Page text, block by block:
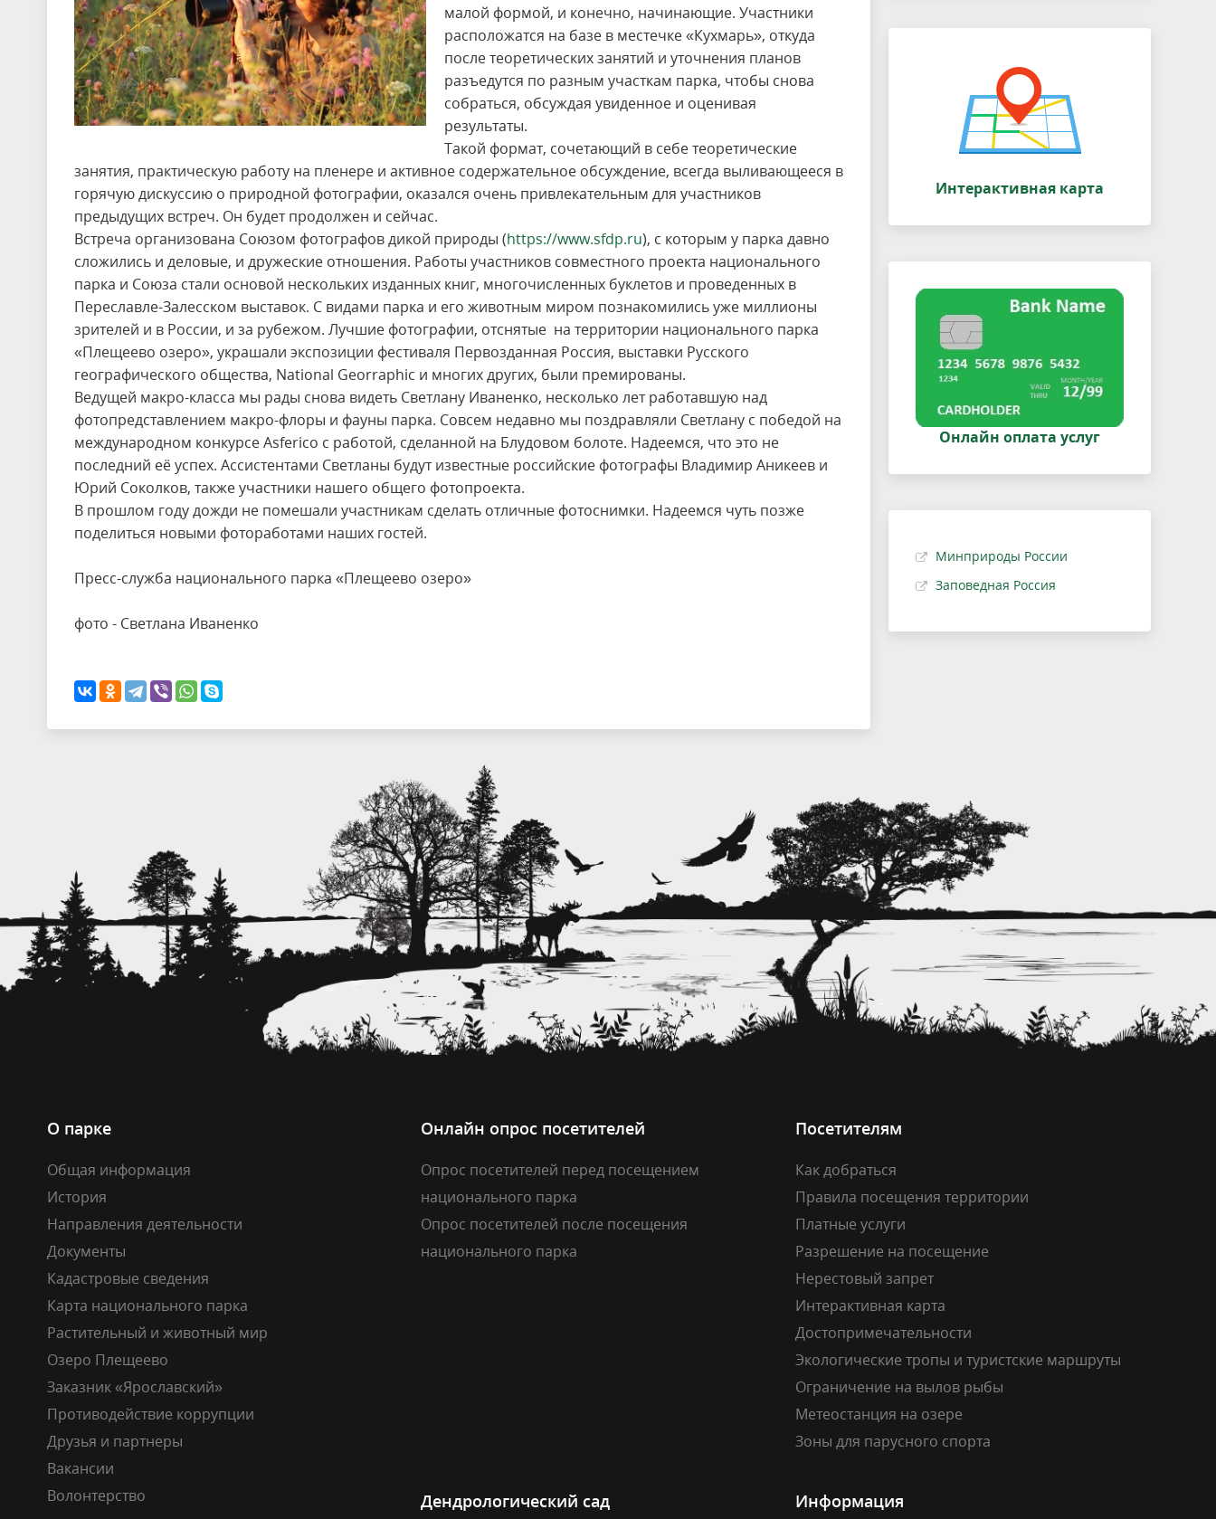
малой формой, и конечно, начинающие. Участники
расположатся на базе в местечке «Кухмарь», откуда
после теоретических занятий и уточнения планов
разъедутся по разным участкам парка, чтобы снова
собраться, обсуждая увиденное и оценивая
результаты.
Такой формат, сочетающий в себе теоретические
занятия, практическую работу на пленере и активное содержательное обсуждение, всегда выливающееся в
горячую дискуссию о природной фотографии, оказался очень привлекательным для участников
предыдущих встреч. Он будет продолжен и сейчас.
Встреча организована Союзом фотографов дикой природы (https://www.sfdp.ru), с которым у парка давно
сложились и деловые, и дружеские отношения. Работы участников совместного проекта национального
парка и Союза стали основой нескольких изданных книг, многочисленных буклетов и проведенных в
Переславле-Залесском выставок. С видами парка и его животным миром познакомились уже миллионы
зрителей и в России, и за рубежом. Лучшие фотографии, отснятые на территории национального парка
«Плещеево озеро», украшали экспозиции фестиваля Первозданная Россия, выставки Русского
географического общества, National Georraphic и многих других, были премированы.
Ведущей макро-класса мы рады снова видеть Светлану Иваненко, несколько лет работавшую над
фотопредставлением макро-флоры и фауны парка. Совсем недавно мы поздравляли Светлану с победой на
международном конкурсе Asferico с работой, сделанной на Блудовом болоте. Надеемся, что это не
последний её успех. Ассистентами Светланы будут известные российские фотографы Владимир Аникеев и
Юрий Соколков, также участники нашего общего фотопроекта.
В прошлом году дожди не помешали участникам сделать отличные фотоснимки. Надеемся чуть позже
поделиться новыми фотоработами наших гостей.
Пресс-служба национального парка «Плещеево озеро»
фото - Светлана Иваненко
Интерактивная карта
Онлайн оплата услуг
Минприроды России
Заповедная Россия
О парке
Общая информация
История
Направления деятельности
Документы
Кадастровые сведения
Карта национального парка
Растительный и животный мир
Озеро Плещеево
Заказник «Ярославский»
Противодействие коррупции
Друзья и партнеры
Вакансии
Волонтерство
Онлайн опрос посетителей
Опрос посетителей перед посещением
национального парка
Опрос посетителей после посещения
национального парка
Посетителям
Как добраться
Правила посещения территории
Платные услуги
Разрешение на посещение
Нерестовый запрет
Интерактивная карта
Достопримечательности
Экологические тропы и туристские маршруты
Ограничение на вылов рыбы
Метеостанция на озере
Зоны для парусного спорта
Дендрологический сад Информация